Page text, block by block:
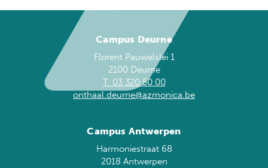
Campus Deurne
Florent Pauwelslei 1
2100 Deurne
T. 03 320 50 00
onthaal.deurne@azmonica.be
Campus Antwerpen
Harmoniestraat 68
2018 Antwerpen